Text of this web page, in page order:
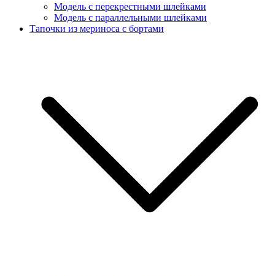
Модель с перекрестными шлейками
Модель с параллельными шлейками
Тапочки из мериноса с бортами